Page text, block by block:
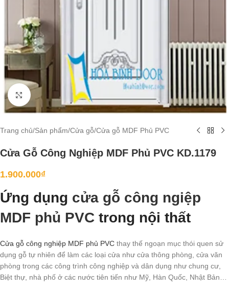
Click to enlarge
Trang chủ/Sản phẩm/Cửa gỗ/Cửa gỗ MDF Phủ PVC
Cửa Gỗ Công Nghiệp MDF Phủ PVC KD.1179
1.900.000₫
Ứng dụng cửa gỗ công ngiệp
MDF phủ PVC trong nội thất
Cửa gỗ công nghiệp MDF phủ PVC thay thế ngoạn mục thói quen sử
dụng gỗ tự nhiên để làm các loại cửa như cửa thông phòng, cửa văn
phòng trong các công trình công nghiệp và dân dụng như chung cư,
Biệt thự, nhà phố ở các nước tiên tiến như Mỹ, Hàn Quốc, Nhật Bản…